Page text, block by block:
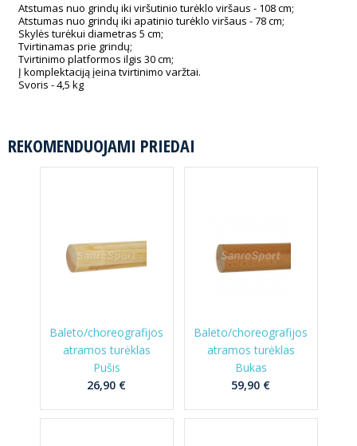
Atstumas nuo grindų iki viršutinio turėklo viršaus - 108 cm;
Atstumas nuo grindų iki apatinio turėklo viršaus - 78 cm;
Skylės turėkui diametras 5 cm;
Tvirtinamas prie grindų;
Tvirtinimo platformos ilgis 30 cm;
Į komplektaciją įeina tvirtinimo varžtai.
Svoris - 4,5 kg
REKOMENDUOJAMI PRIEDAI
Baleto/choreografijos
atramos turėklas
Pušis
26,90 €
Baleto/choreografijos
atramos turėklas
Bukas
59,90 €